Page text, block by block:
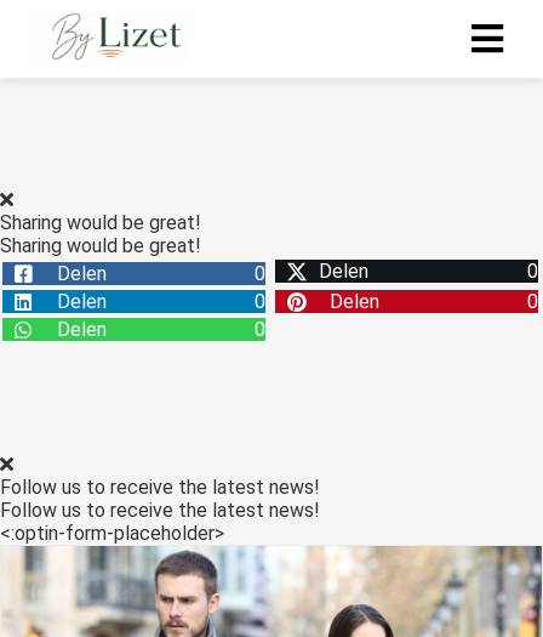
Sharing would be great!
Sharing would be great!
Delen
0 Delen
0
Delen
0 Delen
0
Delen
0
Follow us to receive the latest news!
Follow us to receive the latest news!
<:optin-form-placeholder>
gebruikt
deze
niet